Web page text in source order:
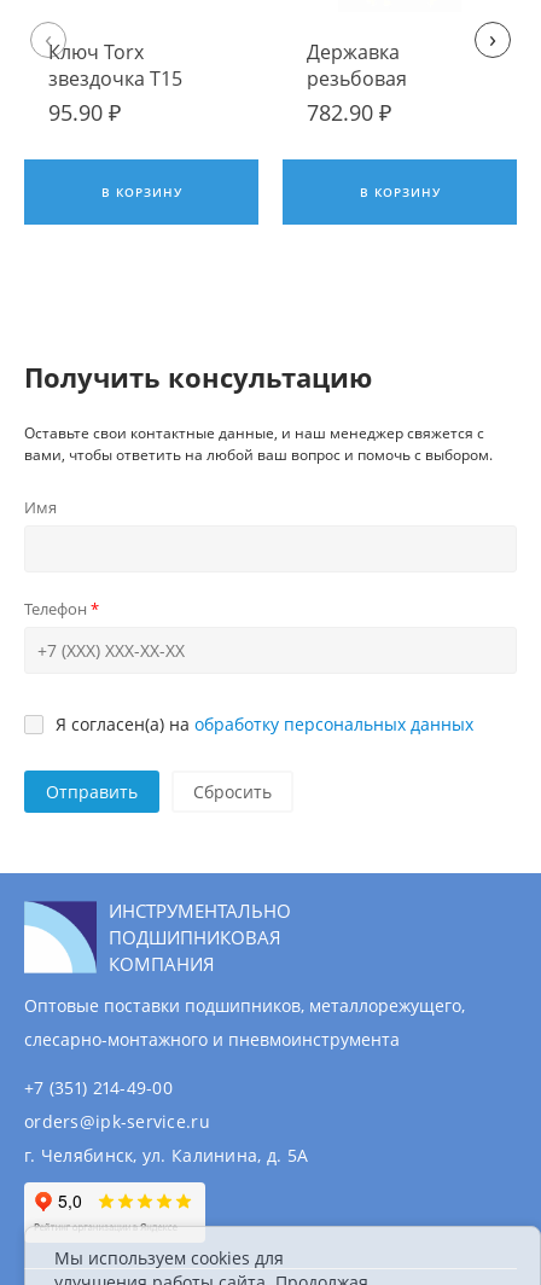
Ключ Torx
звездочка T15
95.90 ₽
В КОРЗИНУ
Державка
резьбовая
наружная левая
782.90 ₽
В КОРЗИНУ
‹ ›
Получить консультацию
Оставьте свои контактные данные, и наш менеджер свяжется с
вами, чтобы ответить на любой ваш вопрос и помочь с выбором.
Имя
Телефон
Я согласен(а) на обработку персональных данных
Отправить
ИНСТРУМЕНТАЛЬНО
ПОДШИПНИКОВАЯ
КОМПАНИЯ
Оптовые поставки подшипников, металлорежущего,
слесарно-монтажного и пневмоинструмента
+7 (351) 214-49-00
orders@ipk-service.ru
г. Челябинск, ул. Калинина, д. 5А
Мы используем cookies для